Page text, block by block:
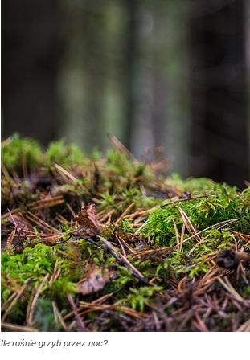
Ile rośnie grzyb przez noc?